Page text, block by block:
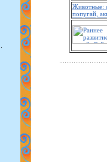
Животные:
попугай,